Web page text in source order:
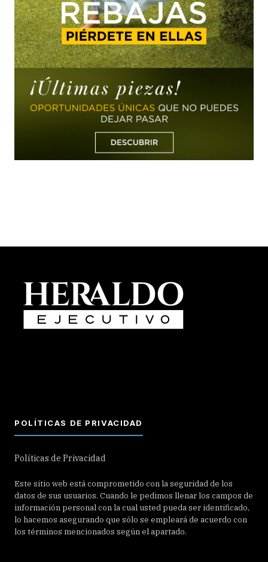
POLÍTICAS DE PRIVACIDAD
Políticas de Privacidad
Este sitio web está comprometido con la seguridad de los
datos de sus usuarios. Cuando le pedimos llenar los campos de
información personal con la cual usted pueda ser identificado,
lo hacemos asegurando que sólo se empleará de acuerdo con
los términos mencionados según el apartado.